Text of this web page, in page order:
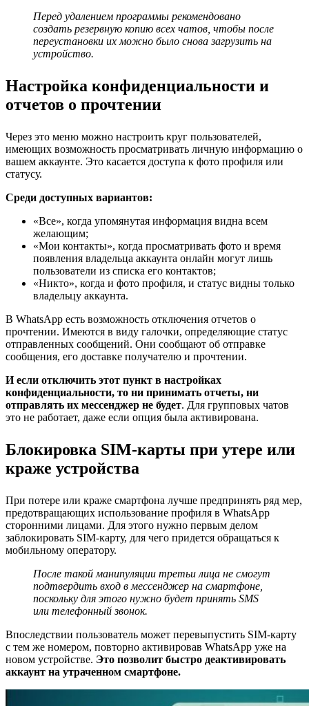
Перед удалением программы рекомендовано
создать резервную копию всех чатов, чтобы после
переустановки их можно было снова загрузить на
устройство.
Настройка конфиденциальности и
отчетов о прочтении
Через это меню можно настроить круг пользователей,
имеющих возможность просматривать личную информацию о
вашем аккаунте. Это касается доступа к фото профиля или
статусу.
Среди доступных вариантов:
«Все», когда упомянутая информация видна всем
желающим;
«Мои контакты», когда просматривать фото и время
появления владельца аккаунта онлайн могут лишь
пользователи из списка его контактов;
«Никто», когда и фото профиля, и статус видны только
владельцу аккаунта.
В WhatsApp есть возможность отключения отчетов о
прочтении. Имеются в виду галочки, определяющие статус
отправленных сообщений. Они сообщают об отправке
сообщения, его доставке получателю и прочтении.
И если отключить этот пункт в настройках
конфиденциальности, то ни принимать отчеты, ни
отправлять их мессенджер не будет. Для групповых чатов
это не работает, даже если опция была активирована.
Блокировка SIM-карты при утере или
краже устройства
При потере или краже смартфона лучше предпринять ряд мер,
предотвращающих использование профиля в WhatsApp
сторонними лицами. Для этого нужно первым делом
заблокировать SIM-карту, для чего придется обращаться к
мобильному оператору.
После такой манипуляции третьи лица не смогут
подтвердить вход в мессенджер на смартфоне,
поскольку для этого нужно будет принять SMS
или телефонный звонок.
Впоследствии пользователь может перевыпустить SIM-карту
с тем же номером, повторно активировав WhatsApp уже на
новом устройстве. Это позволит быстро деактивировать
аккаунт на утраченном смартфоне.